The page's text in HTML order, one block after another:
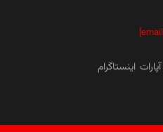
آپارات اینستاگرام